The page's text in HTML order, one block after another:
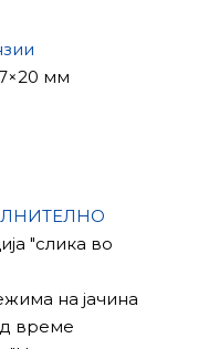
при гледање
од
се појавува мал
од
екран, без
да ги
системот со
и 2 камери.
видео
мм
"слика во
на јачина
време